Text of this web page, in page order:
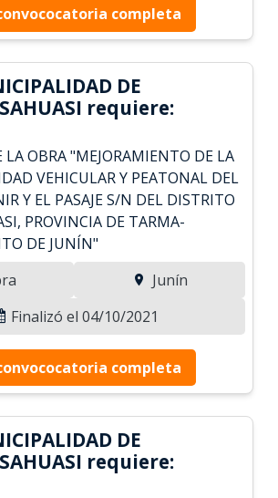
completa
DE
requiere:
LA OBRA "MEJORAMIENTO DE LA
VEHICULAR Y PEATONAL DEL
Y EL PASAJE S/N DEL DISTRITO
PROVINCIA DE TARMA-
DE JUNÍN"
Junín
Finalizó el 04/10/2021
completa
DE
requiere: